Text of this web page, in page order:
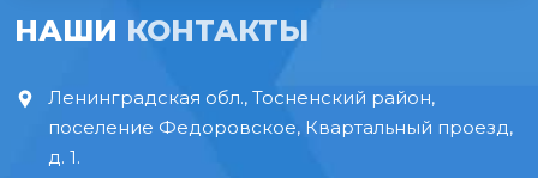
НАШИ КОНТАКТЫ
Ленинградская обл., Тосненский район,
поселение Федоровское, Квартальный проезд,
д. 1.